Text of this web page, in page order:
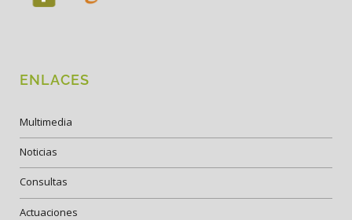
ENLACES
Multimedia
Noticias
Consultas
Actuaciones